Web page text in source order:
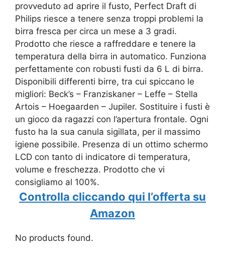
provveduto ad aprire il fusto, Perfect Draft di
Philips riesce a tenere senza troppi problemi la
birra fresca per circa un mese a 3 gradi.
Prodotto che riesce a raffreddare e tenere la
temperatura della birra in automatico. Funziona
perfettamente con robusti fusti da 6 L di birra.
Disponibili differenti birre, tra cui spiccano le
migliori: Beck’s – Franziskaner – Leffe – Stella
Artois – Hoegaarden – Jupiler. Sostituire i fusti è
un gioco da ragazzi con l’apertura frontale. Ogni
fusto ha la sua canula sigillata, per il massimo
igiene possibile. Presenza di un ottimo schermo
LCD con tanto di indicatore di temperatura,
volume e freschezza. Prodotto che vi
consigliamo al 100%.
Controlla cliccando qui l’offerta su
Amazon
No products found.